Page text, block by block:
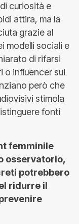
curiosità e
attira, ma la
grazie al
modelli sociali e
di rifarsi
o influencer sui
però che
stimola
fonti
femminile
osservatorio,
potrebbero
ridurre il